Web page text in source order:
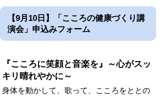
【9月10日】「こころの健康づくり講
演会」申込みフォーム
『こころに笑顔と音楽を』～心がスッ
キリ晴れやかに～
身体を動かして、歌って、こころをととの